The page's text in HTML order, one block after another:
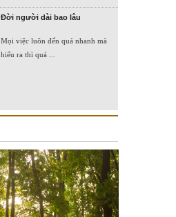
Đời người dài bao lâu
Mọi việc luôn đến quá nhanh mà
hiểu ra thì quá ...